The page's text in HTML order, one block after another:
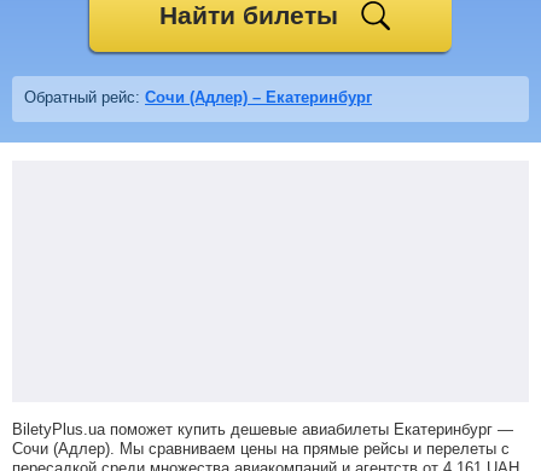
Найти билеты
Обратный рейс: Сочи (Адлер) – Екатеринбург
BiletyPlus.ua поможет купить дешевые авиабилеты Екатеринбург —
Сочи (Адлер). Мы сравниваем цены на прямые рейсы и перелеты с
пересадкой среди множества авиакомпаний и агентств от 4 161 UAH